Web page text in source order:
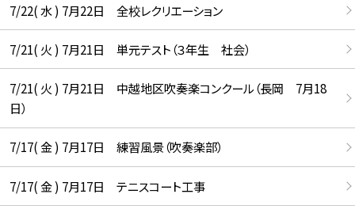
7/22( 水 ) 7月22日 全校レクリエーション
7/21( 火 ) 7月21日 単元テスト（３年生 社会）
7/21( 火 ) 7月21日 中越地区吹奏楽コンクール（長岡 7月18
日）
7/17( 金 ) 7月17日 練習風景（吹奏楽部）
7/17( 金 ) 7月17日 テニスコート工事